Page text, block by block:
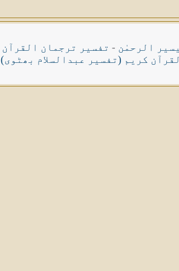
الرحمٰن - تفسیر ترجمان القرآن
کریم (تفسیر عبدالسلام بھٹوی)